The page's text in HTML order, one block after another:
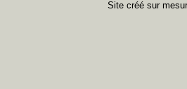
Site créé sur